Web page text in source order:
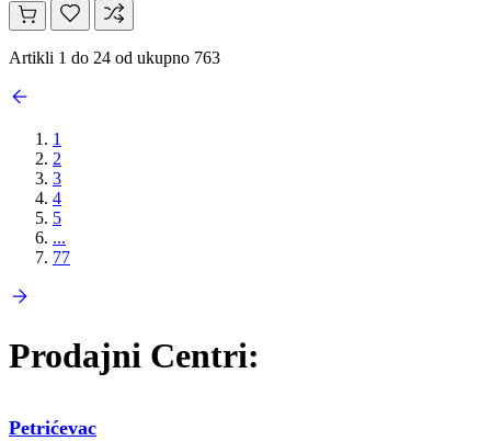
Artikli 1 do 24 od ukupno 763
1
2
3
4
5
...
77
Prodajni Centri:
Petrićevac